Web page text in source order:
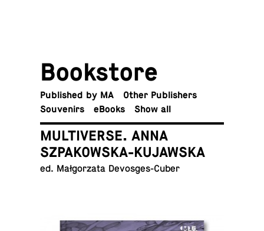
Book­store
Pub­lished by MA
Other Publishers
Sou­venirs
eBooks Show all
MULTIVERSE. ANNA
SZPAKOWSKA-KUJAWSKA
ed. Małgorzata Devosges-Cuber